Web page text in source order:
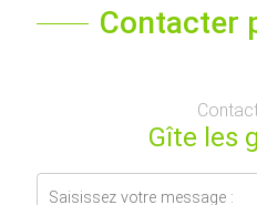
Contacter
Gîte les